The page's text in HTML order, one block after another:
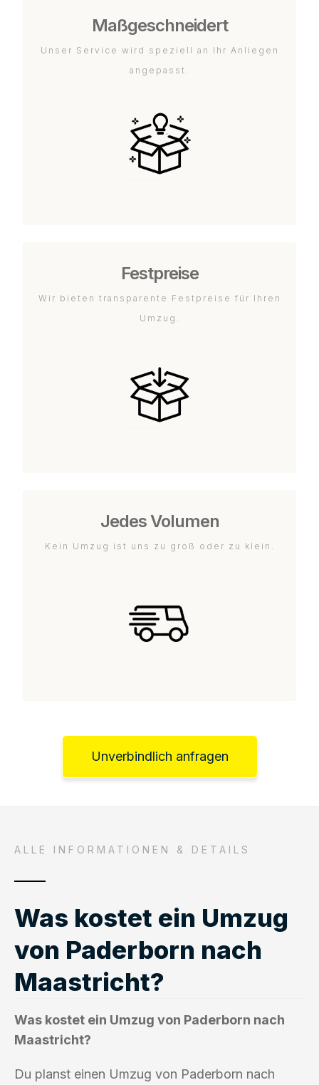
Maßgeschneidert
Unser Service wird speziell an Ihr Anliegen
angepasst.
Festpreise
Wir bieten transparente Festpreise für Ihren
Umzug.
Jedes Volumen
Kein Umzug ist uns zu groß oder zu klein.
Unverbindlich anfragen
ALLE INFORMATIONEN & DETAILS
Was kostet ein Umzug
von Paderborn nach
Maastricht?
Was kostet ein Umzug von Paderborn nach
Maastricht?
Du planst einen Umzug von Paderborn nach